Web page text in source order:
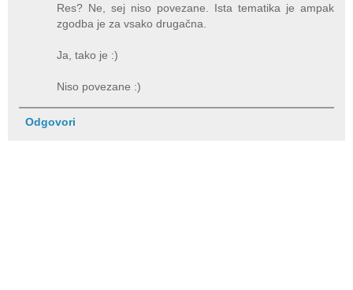
Res? Ne, sej niso povezane. Ista tematika je ampak
zgodba je za vsako drugačna.
Ja, tako je :)
Niso povezane :)
Odgovori